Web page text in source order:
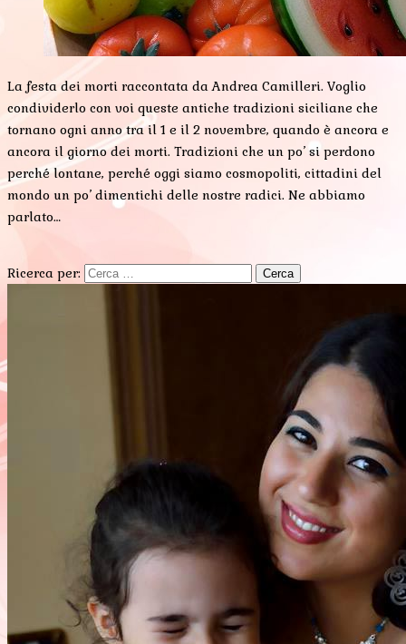
La festa dei morti raccontata da Andrea Camilleri. Voglio
condividerlo con voi queste antiche tradizioni siciliane che
tornano ogni anno tra il 1 e il 2 novembre, quando è ancora e
ancora il giorno dei morti. Tradizioni che un po’ si perdono
perché lontane, perché oggi siamo cosmopoliti, cittadini del
mondo un po’ dimentichi delle nostre radici. Ne abbiamo
parlato…
Ricerca per: